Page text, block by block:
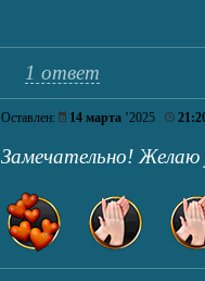
1 ответ
Оставлен: 14 марта ’2025
Замечательно!